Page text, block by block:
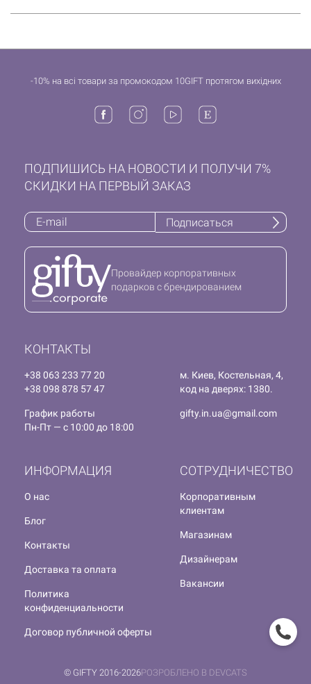
-10% на всі товари за промокодом 10GIFT протягом вихідних
КОНТАКТЫ
+38 063 233 77 20
+38 098 878 57 47
м. Киев, Костельная, 4,
код на дверях: 1380.
График работы
Пн-Пт — с 10:00 до 18:00
gifty.in.ua@gmail.com
СОТРУДНИЧЕСТВО
Корпоративным
клиентам
Магазинам
Дизайнерам
Вакансии
ИНФОРМАЦИЯ
О нас
Блог
Контакты
Доставка та оплата
Политика
конфиденциальности
Договор публичной оферты
ПОДПИШИСЬ НА НОВОСТИ И ПОЛУЧИ 7%
СКИДКИ НА ПЕРВЫЙ ЗАКАЗ
Подписаться
Провайдер корпоративных
подарков с брендированием
© GIFTY 2016-2026РОЗРОБЛЕНО В DEVCATS